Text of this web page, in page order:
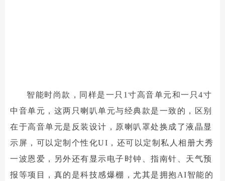
智能时尚款，同样是一只1寸高音单元和一只4寸
中音单元，这两只喇叭单元与经典款是一致的，区别
在于高音单元是反装设计，原喇叭罩处换成了液晶显
示屏，可以定制个性化UI，还可以定制私人相册大秀
一波恩爱，另外还有显示电子时钟、指南针、天气预
报等项目，真的是科技感爆棚，尤其是拥抱AI智能的